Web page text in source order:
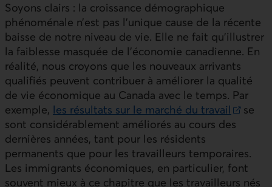
Soyons clairs : la croissance démographique
phénoménale n’est pas l’unique cause de la récente
baisse de notre niveau de vie. Elle ne fait qu’illustrer
la faiblesse masquée de l’économie canadienne. En
réalité, nous croyons que les nouveaux arrivants
qualifiés peuvent contribuer à améliorer la qualité
de vie économique au Canada avec le temps. Par
exemple, les résultats sur le marché du travail
Lien externe au site.
se
sont considérablement améliorés au cours des
dernières années, tant pour les résidents
permanents que pour les travailleurs temporaires.
Les immigrants économiques, en particulier, font
souvent mieux à ce chapitre que les travailleurs nés